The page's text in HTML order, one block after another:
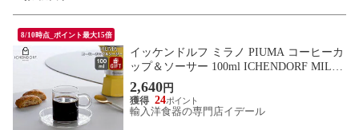
8/10時点_ポイント最大15倍
イッケンドルフ ミラノ PIUMA コーヒーカ
ップ＆ソーサー 100ml ICHENDORF MILA
NO ギフト 結婚祝い プレゼント 贈り物 食
器セット ギフトセット 【食器 カトラリ
ー】【ギフト】
2,640円
24
輸入洋食器の専門店イデール